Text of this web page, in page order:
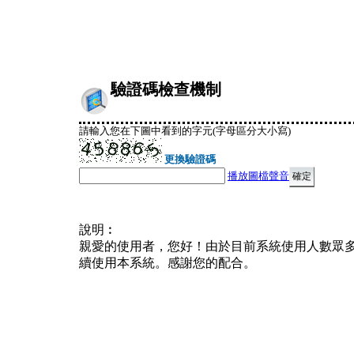
驗證碼檢查機制
請輸入您在下圖中看到的字元(字母區分大小寫)
更換驗證碼
播放圖檔聲音
說明︰
親愛的使用者，您好！由於目前系統使用人數眾
續使用本系統。感謝您的配合。